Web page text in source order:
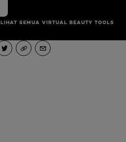
LIHAT SEMUA VIRTUAL BEAUTY TOOLS